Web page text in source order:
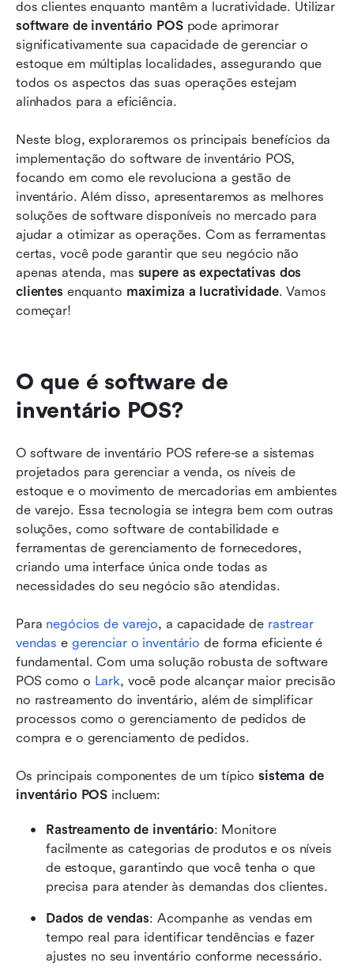
software de inventário POS pode aprimorar
significativamente sua capacidade de gerenciar o
estoque em múltiplas localidades, assegurando que
todos os aspectos das suas operações estejam
alinhados para a eficiência.
Neste blog, exploraremos os principais benefícios da
implementação do software de inventário POS,
focando em como ele revoluciona a gestão de
inventário. Além disso, apresentaremos as melhores
soluções de software disponíveis no mercado para
ajudar a otimizar as operações. Com as ferramentas
certas, você pode garantir que seu negócio não
apenas atenda, mas supere as expectativas dos
clientes enquanto maximiza a lucratividade. Vamos
começar!
O que é software de
inventário POS?
O software de inventário POS refere-se a sistemas
projetados para gerenciar a venda, os níveis de
estoque e o movimento de mercadorias em ambientes
de varejo. Essa tecnologia se integra bem com outras
soluções, como software de contabilidade e
ferramentas de gerenciamento de fornecedores,
criando uma interface única onde todas as
necessidades do seu negócio são atendidas.
Para negócios de varejo, a capacidade de rastrear
vendas e gerenciar o inventário de forma eficiente é
fundamental. Com uma solução robusta de software
POS como o Lark, você pode alcançar maior precisão
no rastreamento do inventário, além de simplificar
processos como o gerenciamento de pedidos de
compra e o gerenciamento de pedidos.
Os principais componentes de um típico sistema de
inventário POS incluem:
Rastreamento de inventário: Monitore
facilmente as categorias de produtos e os níveis
de estoque, garantindo que você tenha o que
precisa para atender às demandas dos clientes.
Dados de vendas: Acompanhe as vendas em
tempo real para identificar tendências e fazer
ajustes no seu inventário conforme necessário.
adequado
Conclusão
Perguntas Frequentes